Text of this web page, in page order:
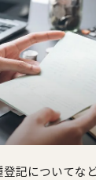
記についてな